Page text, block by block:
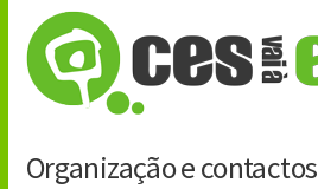
Organização e contactos